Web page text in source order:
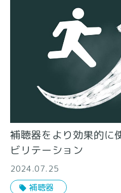
補聴器をより効果的に
ビリテーション
2024.07.25
補聴器